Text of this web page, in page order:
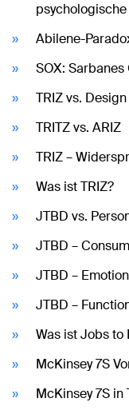
Abilene-
SOX: Sarbanes
TRIZ vs.
TRITZ vs. ARIZ
TRIZ –
Was ist TRIZ?
JTBD vs.
JTBD –
JTBD –
JTBD –
Was ist Jobs to
McKinsey 7S
McKinsey 7S